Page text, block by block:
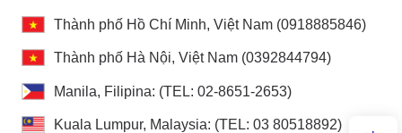
Thành phố Hồ Chí Minh, Việt Nam (0918885846)
Thành phố Hà Nội, Việt Nam (0392844794)
Manila, Filipina: (TEL: 02-8651-2653)
Kuala Lumpur, Malaysia: (TEL: 03 80518892)